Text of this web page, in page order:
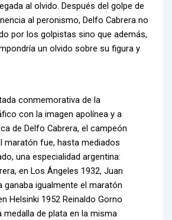
al olvido. Después del golpe de
al peronismo, Delfo Cabrera no
por los golpistas sino que además,
un olvido sobre su figura y
conmemorativa de la
con la imagen apolínea y a
de Delfo Cabrera, el campeón
maratón fue, hasta mediados
una especialidad argentina:
en Los Ángeles 1932, Juan
ganaba igualmente el maratón
Helsinki 1952 Reinaldo Gorno
medalla de plata en la misma